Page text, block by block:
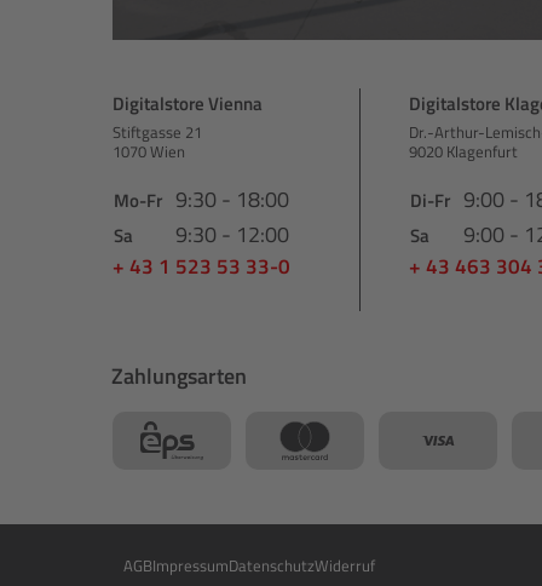
Digitalstore Vienna
Stiftgasse 21
1070 Wien
Mo-Fr 9:30 - 18:00
Sa 9:30 - 12:00
+ 43 1 523 53 33-0
Digitalstore
Dr.-Arthur-
9020 Klagenfurt
Di-Fr 9:00 -
Sa 9:00 -
+ 43 463 304
Zahlungsarten
AGBImpressumDatenschutzWiderruf